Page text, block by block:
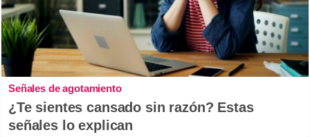
Señales de agotamiento
¿Te sientes cansado sin razón? Estas
señales lo explican